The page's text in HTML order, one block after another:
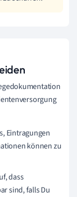
Eintragungen
können zu
dass
sind, falls Du